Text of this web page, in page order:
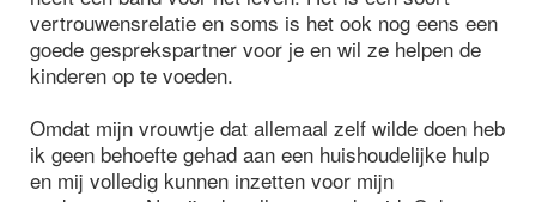
vertrouwensrelatie en soms is het ook nog eens een
goede gesprekspartner voor je en wil ze helpen de
kinderen op te voeden.
Omdat mijn vrouwtje dat allemaal zelf wilde doen heb
ik geen behoefte gehad aan een huishoudelijke hulp
en mij volledig kunnen inzetten voor mijn